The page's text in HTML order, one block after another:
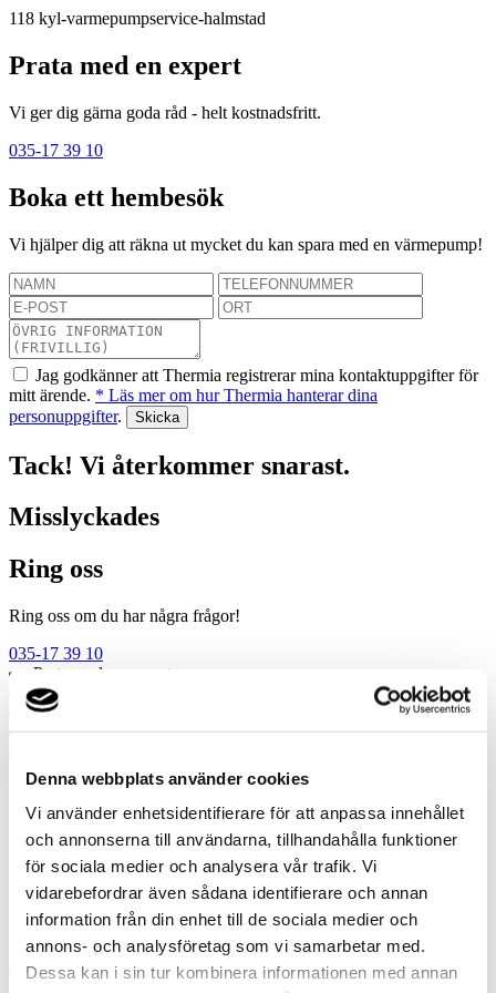
Denna webbplats använder cookies
Vi använder enhetsidentifierare för att anpassa innehållet
och annonserna till användarna, tillhandahålla funktioner
för sociala medier och analysera vår trafik. Vi
vidarebefordrar även sådana identifierare och annan
information från din enhet till de sociala medier och
annons- och analysföretag som vi samarbetar med.
Dessa kan i sin tur kombinera informationen med annan
118 kyl-varmepumpservice-halmstad
Prata med en expert
Vi ger dig gärna goda råd - helt kostnadsfritt.
035-17 39 10
Boka ett hembesök
Vi hjälper dig att räkna ut mycket du kan spara med en värmepump!
Jag godkänner att Thermia registrerar mina kontaktuppgifter för
mitt ärende. * Läs mer om hur Thermia hanterar dina
personuppgifter.
Tack! Vi återkommer snarast.
Misslyckades
Ring oss
Ring oss om du har några frågor!
035-17 39 10
Prata med en expert
Begär offert
Kontakta mig
Boka hembesök
Prata med en expert
Kontakta mig
Boka hembesök
Ring oss
Kontakt